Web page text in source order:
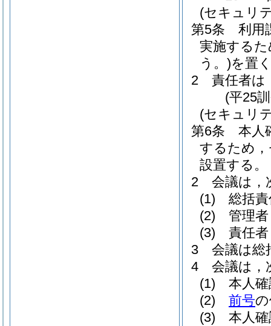
(セキュリ
第5条
利用
実施する
う。)を置
2
責任者は
(平25
(セキュリ
第6条
本人
するため
設置する。
2
会議は，
(1)
総括
(2)
管理者
(3)
責任者
3
会議は総
4
会議は，
(1)
本人
(2)
前号
(3)
本人